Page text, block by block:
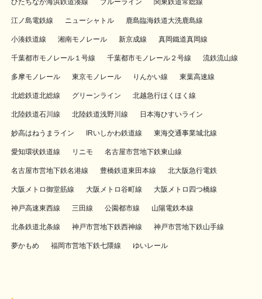
ひたちなか海浜鉄道湊線 ブルーライン 関東鉄道常総線
江ノ島電鉄線 ニューシャトル 鹿島臨海鉄道大洗鹿島線
小湊鉄道線 湘南モノレール 新京成線 真岡鐵道真岡線
千葉都市モノレール１号線 千葉都市モノレール２号線 流鉄流山線
多摩モノレール 東京モノレール りんかい線 東葉高速線
北総鉄道北総線 グリーンライン 北越急行ほくほく線
北陸鉄道石川線 北陸鉄道浅野川線 日本海ひすいライン
妙高はねうまライン IRいしかわ鉄道線 東海交通事業城北線
愛知環状鉄道線 リニモ 名古屋市営地下鉄東山線
名古屋市営地下鉄名港線 豊橋鉄道東田本線 北大阪急行電鉄
大阪メトロ御堂筋線 大阪メトロ谷町線 大阪メトロ四つ橋線
神戸高速東西線 三田線 公園都市線 山陽電鉄本線
北条鉄道北条線 神戸市営地下鉄西神線 神戸市営地下鉄山手線
夢かもめ 福岡市営地下鉄七隈線 ゆいレール